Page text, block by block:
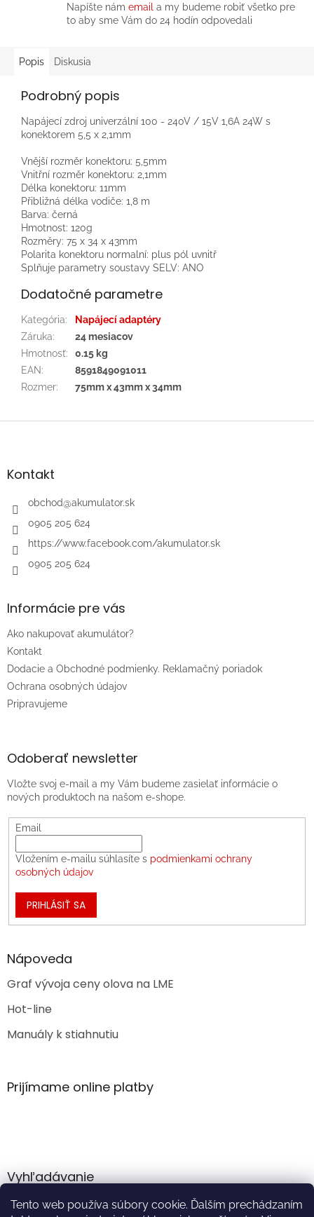
Tento web používa súbory cookie. Ďalším prechádzaním
Napíšte nám email a my budeme robiť všetko pre
to aby sme Vám do 24 hodín odpovedali
Popis Diskusia
Podrobný popis
Napájecí zdroj univerzální 100 - 240V / 15V 1,6A 24W s
konektorem 5,5 x 2,1mm
Vnější rozměr konektoru: 5,5mm
Vnitřní rozměr konektoru: 2,1mm
Délka konektoru: 11mm
Přibližná délka vodiče: 1,8 m
Barva: černá
Hmotnost: 120g
Rozměry: 75 x 34 x 43mm
Polarita konektoru normalní: plus pól uvnitř
Splňuje parametry soustavy SELV: ANO
Dodatočné parametre
Kategória:
Napájecí adaptéry
Záruka:
24 mesiacov
Hmotnosť:
0.15 kg
EAN:
8591849091011
Rozmer: 75mm x 43mm x 34mm
Z
äKontakt
obchod@akumulator.sk
0905 205 624
https://www.facebook.com/akumulator.sk
0905 205 624
Informácie pre vás
Ako nakupovať akumulátor?
Kontakt
Dodacie a Obchodné podmienky. Reklamačný poriadok
Ochrana osobných údajov
Pripravujeme
Odoberať newsletter
Vložte svoj e-mail a my Vám budeme zasielať informácie o
nových produktoch na našom e-shope.
Email
Vložením e-mailu súhlasíte s podmienkami ochrany
osobných údajov
PRIHLÁSIŤ SA
Nápoveda
Graf vývoja ceny olova na LME
Hot-line
Manuály k stiahnutiu
Prijímame online platby
Vyhľadávanie
HĽADAŤ